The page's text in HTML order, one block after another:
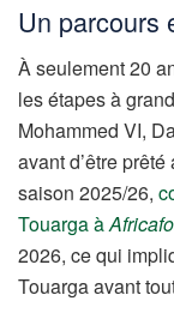
Un parcours
À seulement 20
les étapes à
Mohammed VI,
avant d’être
saison 2025/26,
Touarga à
2026, ce qui
Touarga avant